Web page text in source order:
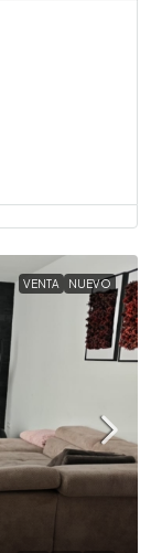
VENTA NUEVO